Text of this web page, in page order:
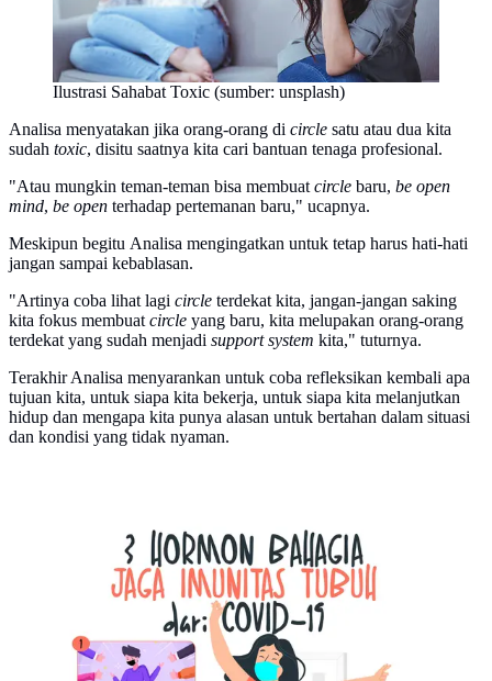
Ilustrasi Sahabat Toxic (sumber: unsplash)
Analisa menyatakan jika orang-orang di circle satu atau dua kita
sudah toxic, disitu saatnya kita cari bantuan tenaga profesional.
"Atau mungkin teman-teman bisa membuat circle baru, be open
mind, be open terhadap pertemanan baru," ucapnya.
Meskipun begitu Analisa mengingatkan untuk tetap harus hati-hati
jangan sampai kebablasan.
"Artinya coba lihat lagi circle terdekat kita, jangan-jangan saking
kita fokus membuat circle yang baru, kita melupakan orang-orang
terdekat yang sudah menjadi support system kita," tuturnya.
Terakhir Analisa menyarankan untuk coba refleksikan kembali apa
tujuan kita, untuk siapa kita bekerja, untuk siapa kita melanjutkan
hidup dan mengapa kita punya alasan untuk bertahan dalam situasi
dan kondisi yang tidak nyaman.